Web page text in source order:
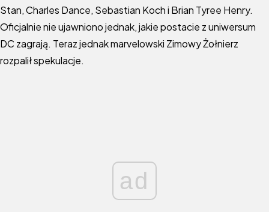
Stan, Charles Dance, Sebastian Koch i Brian Tyree Henry.
Oficjalnie nie ujawniono jednak, jakie postacie z uniwersum
DC zagrają. Teraz jednak marvelowski Zimowy Żołnierz
rozpalił spekulacje.
ad